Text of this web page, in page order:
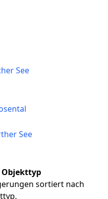
See
See
Objekttyp
sortiert nach